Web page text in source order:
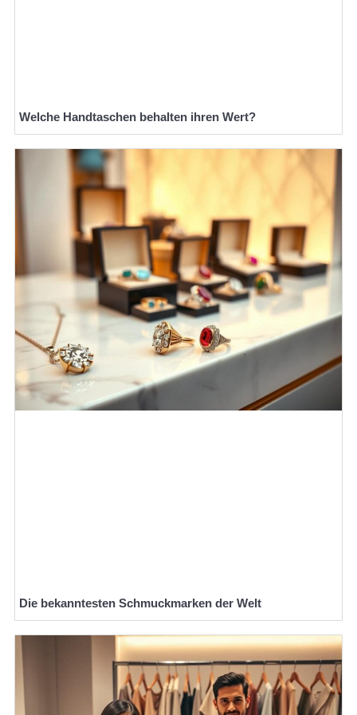
Welche Handtaschen behalten ihren Wert?
Die bekanntesten Schmuckmarken der Welt